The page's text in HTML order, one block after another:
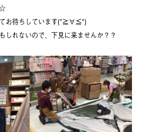
☆
てお待ちしています(*≧∀≦*)
しれないので、下見に来ませんか？？